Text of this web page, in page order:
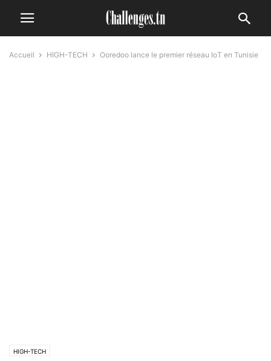
Accueil HIGH-TECH Ooredoo lance le premier réseau IoT en Tunisie
HIGH-TECH